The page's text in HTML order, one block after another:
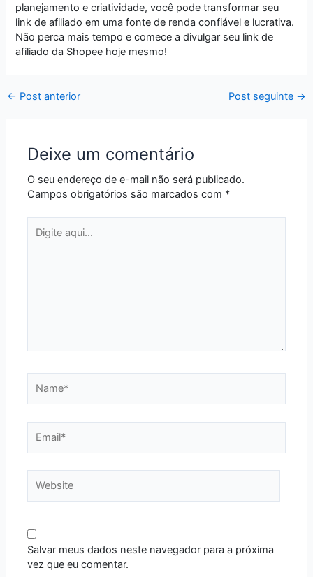
planejamento e criatividade, você pode transformar seu
link de afiliado em uma fonte de renda confiável e lucrativa.
Não perca mais tempo e comece a divulgar seu link de
afiliado da Shopee hoje mesmo!
← Post anterior Post seguinte →
Deixe um comentário
O seu endereço de e-mail não será publicado.
Campos obrigatórios são marcados com *
aqui...
Salvar meus dados neste navegador para a próxima
vez que eu comentar.